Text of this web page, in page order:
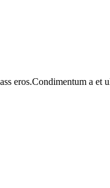
eros.Condimentum a et